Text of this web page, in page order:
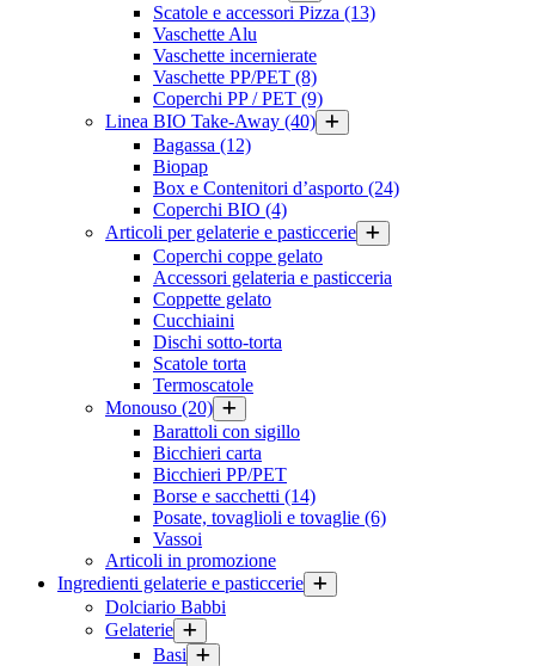
Scatole e accessori Pizza (13)
Vaschette Alu
Vaschette incernierate
Vaschette PP/PET (8)
Coperchi PP / PET (9)
Linea BIO Take-Away (40)
Bagassa (12)
Biopap
Box e Contenitori d’asporto (24)
Coperchi BIO (4)
Articoli per gelaterie e pasticcerie
Coperchi coppe gelato
Accessori gelateria e pasticceria
Coppette gelato
Cucchiaini
Dischi sotto-torta
Scatole torta
Termoscatole
Monouso (20)
Barattoli con sigillo
Bicchieri carta
Bicchieri PP/PET
Borse e sacchetti (14)
Posate, tovaglioli e tovaglie (6)
Vassoi
Articoli in promozione
Ingredienti gelaterie e pasticcerie
Dolciario Babbi
Gelaterie
Basi